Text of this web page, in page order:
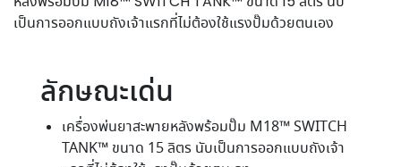
quantity
เป็นการออกแบบถังเจ้าแรกที่ไม่ต้องใช้แรงปั๊มด้วยตนเอง
ลักษณะเด่น
เครื่องพ่นยาสะพายหลังพร้อมปั๊ม M18™ SWITCH
TANK™ ขนาด 15 ลิตร นับเป็นการออกแบบถังเจ้า